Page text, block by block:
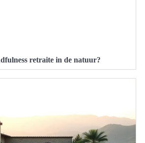
retraite in de natuur?